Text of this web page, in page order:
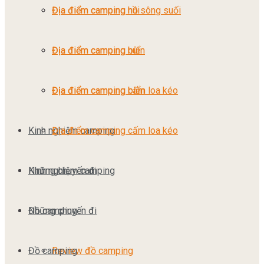
Địa điểm camping núi
Địa điểm camping biển
Địa điểm camping cấm loa kéo
Kinh nghiệm camping
Những chuyến đi
Đồ camping
Review đồ camping
Địa điểm camping hồ sông suối
Địa điểm camping núi
Địa điểm camping biển
Địa điểm camping cấm loa kéo
Kinh nghiệm camping
Những chuyến đi
Đồ camping